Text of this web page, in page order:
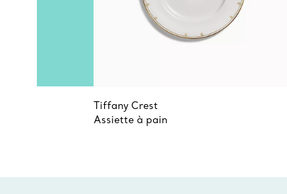
Tiffany Crest
Assiette à pain